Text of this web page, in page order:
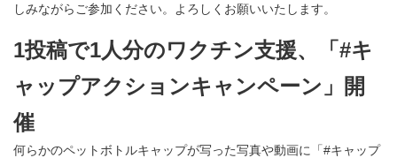
しみながらご参加ください。よろしくお願いいたします。
1投稿で1人分のワクチン支援、「#キ
ャップアクションキャンペーン」開
催
何らかのペットボトルキャップが写った写真や動画に「#キャップ